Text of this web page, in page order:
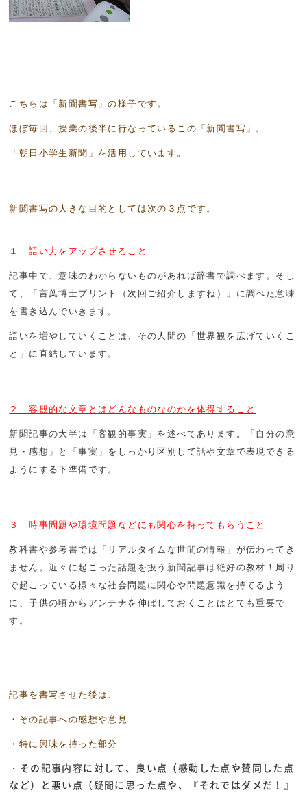
こちらは「新聞書写」の様子です。
ほぼ毎回、授業の後半に行なっているこの「新聞書写」。
「朝日小学生新聞」を活用しています。
新聞書写の大きな目的としては次の３点です。
１ 語い力をアップさせること
記事中で、意味のわからないものがあれば辞書で調べます。そし
て、「言葉博士プリント（次回ご紹介しますね）」に調べた意味
を書き込んでいきます。
語いを増やしていくことは、その人間の「世界観を広げていくこ
と」に直結しています。
２ 客観的な文章とはどんなものなのかを体得すること
新聞記事の大半は「客観的事実」を述べてあります。「自分の意
見・感想」と「事実」をしっかり区別して話や文章で表現できる
ようにする下準備です。
３ 時事問題や環境問題などにも関心を持ってもらうこと
教科書や参考書では「リアルタイムな世間の情報」が伝わってき
ません。近々に起こった話題を扱う新聞記事は絶好の教材！周り
で起こっている様々な社会問題に関心や問題意識を持てるよう
に、子供の頃からアンテナを伸ばしておくことはとても重要で
す。
記事を書写させた後は、
・その記事への感想や意見
・特に興味を持った部分
・その記事内容に対して、良い点（感動した点や賛同した点
など）と悪い点（疑問に思った点や、『それではダメだ！』